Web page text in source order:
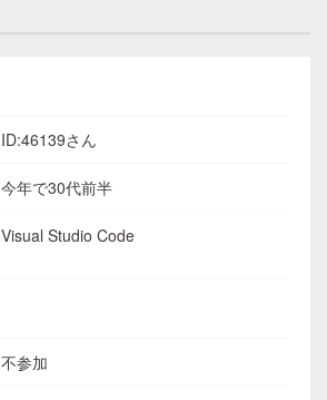
ID:46139さん
今年で30代前半
Visual Studio Code
不参加